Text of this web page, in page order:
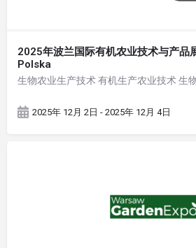
2025年波兰国际有机农业技术与产品
Polska
生物农业生产技术 有机生产农业技术 生
2025年 12月 2日 - 2025年 12月 4日